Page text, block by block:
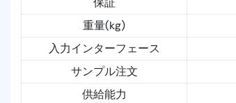
重量(kg)
入力インターフェース
サンプル注文
供給能力